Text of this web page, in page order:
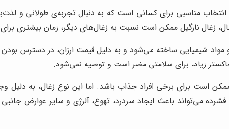
انتخاب مناسبی برای کسانی است که به دنبال تجربه‌ی طولانی و
زغال نارگیل ممکن است نسبت به زغال‌های دیگر، زمان بیشتری
شیمیایی ساخته می‌شود و به دلیل قیمت ارزان، در دسترس بودن و
زیاد، برای سلامتی مضر است و توصیه نمی‌شود.
است برای برخی افراد جذاب باشد. اما این نوع زغال، به دلیل
می‌تواند باعث ایجاد سردرد، تهوع، آلرژی و سایر عوارض